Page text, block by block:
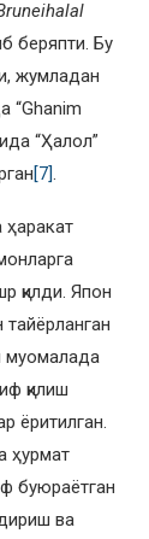
беряпти. Бу
жумладан
“Ghanim
“Ҳалол”
[7].
ҳаракат
қилди. Япон
тайёрланган
муомалада
қилиш
ёритилган.
ҳурмат
буюраётган
ва